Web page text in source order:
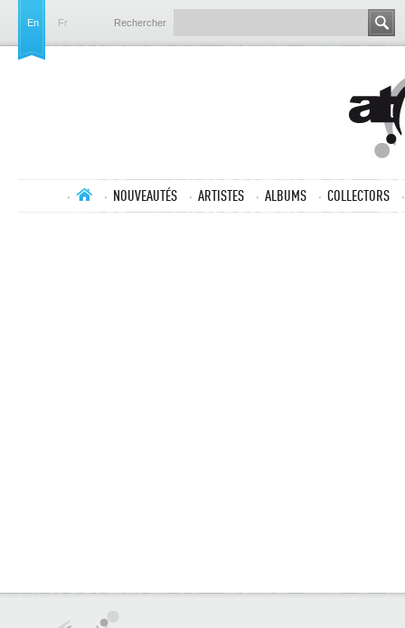
En Fr Rechercher
NOUVEAUTÉS ARTISTES ALBUMS COLLECTORS